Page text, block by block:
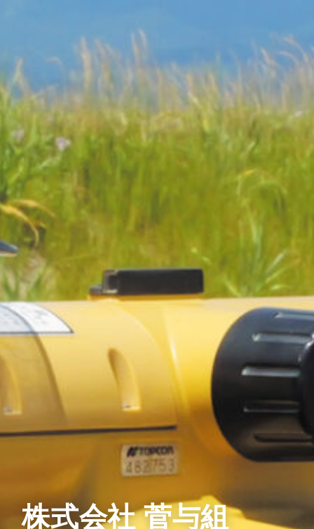
株式会社 菅与組